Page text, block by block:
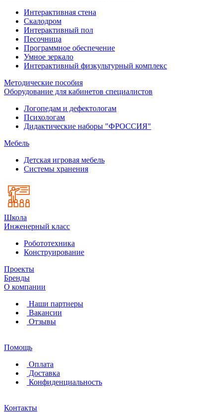
Интерактивная стена
Скалодром
Интерактивный пол
Песочница
Программное обеспечение
Умное зеркало
Интерактивный физкультурный комплекс
Методические пособия
Оборудование для кабинетов специалистов
Логопедам и дефектологам
Психологам
Дидактические наборы "ФРОССИЯ"
Мебель
Детская игровая мебель
Системы хранения
Школа
Инженерный класс
Робототехника
Конструирование
Проекты
Бренды
О компании
Наши партнеры
Вакансии
Отзывы
Помощь
Оплата
Доставка
Конфиденциальность
Контакты